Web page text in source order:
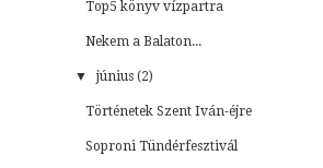
Top5 könyv vízpartra
Nekem a Balaton...
▼ június (2)
Történetek Szent Iván-éjre
Soproni Tündérfesztivál